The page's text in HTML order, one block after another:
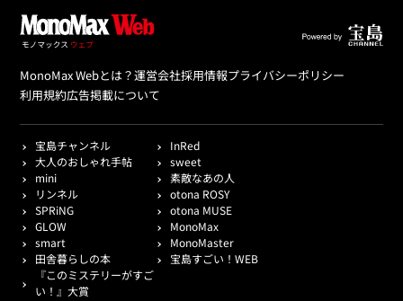
MonoMax Webとは？運営会社採用情報プライバシーポリシー
利用規約広告掲載について
宝島チャンネル
InRed
大人のおしゃれ手帖
sweet
mini
素敵なあの人
リンネル
otona ROSY
SPRiNG
otona MUSE
GLOW
MonoMax
smart
MonoMaster
田舎暮らしの本
宝島すごい！WEB
『このミステリーがすご
い！』大賞